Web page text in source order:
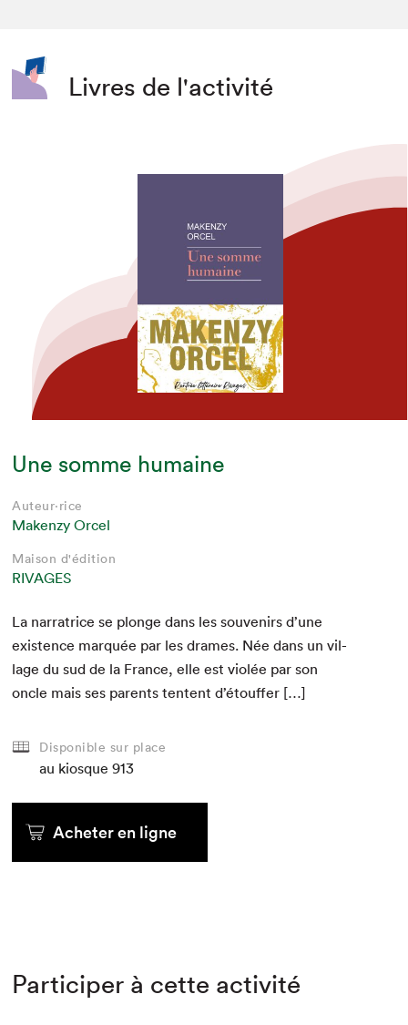
Livres de l'activité
Une somme humaine
Auteur·rice
Makenzy Orcel
Maison d'édition
RIVAGES
La nar­ra­trice se plonge dans les sou­venirs d’une
exis­tence mar­quée par les drames. Née dans un vil­
lage du sud de la France, elle est vio­lée par son
oncle mais ses par­ents ten­tent d’étouffer […]
Disponible sur place
au kiosque 913
Acheter en ligne
Participer à cette activité